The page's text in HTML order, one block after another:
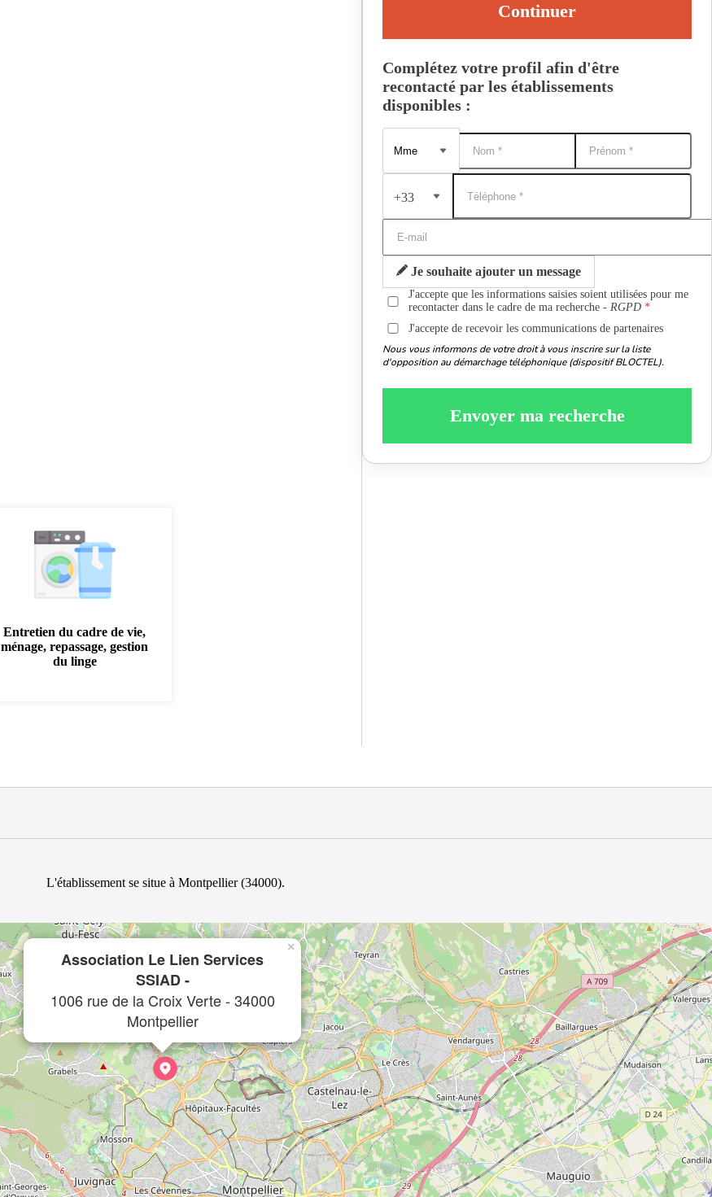
Entretien du cadre de vie,
ménage, repassage, gestion
du linge
Continuer
Complétez votre profil afin d'être
recontacté par les établissements
disponibles :
+33
Je souhaite ajouter un message
J'accepte que les informations saisies soient utilisées pour me
recontacter dans le cadre de ma recherche -RGPD
J'accepte de recevoir les communications de partenaires
Nous vous informons de votre droit à vous inscrire sur la liste
d'opposition au démarchage téléphonique (dispositif BLOCTEL).
Envoyer ma recherche
L'établissement se situe à Montpellier (34000).
Association Le Lien Services
SSIAD -
1006 rue de la Croix Verte - 34000
Montpellier
×